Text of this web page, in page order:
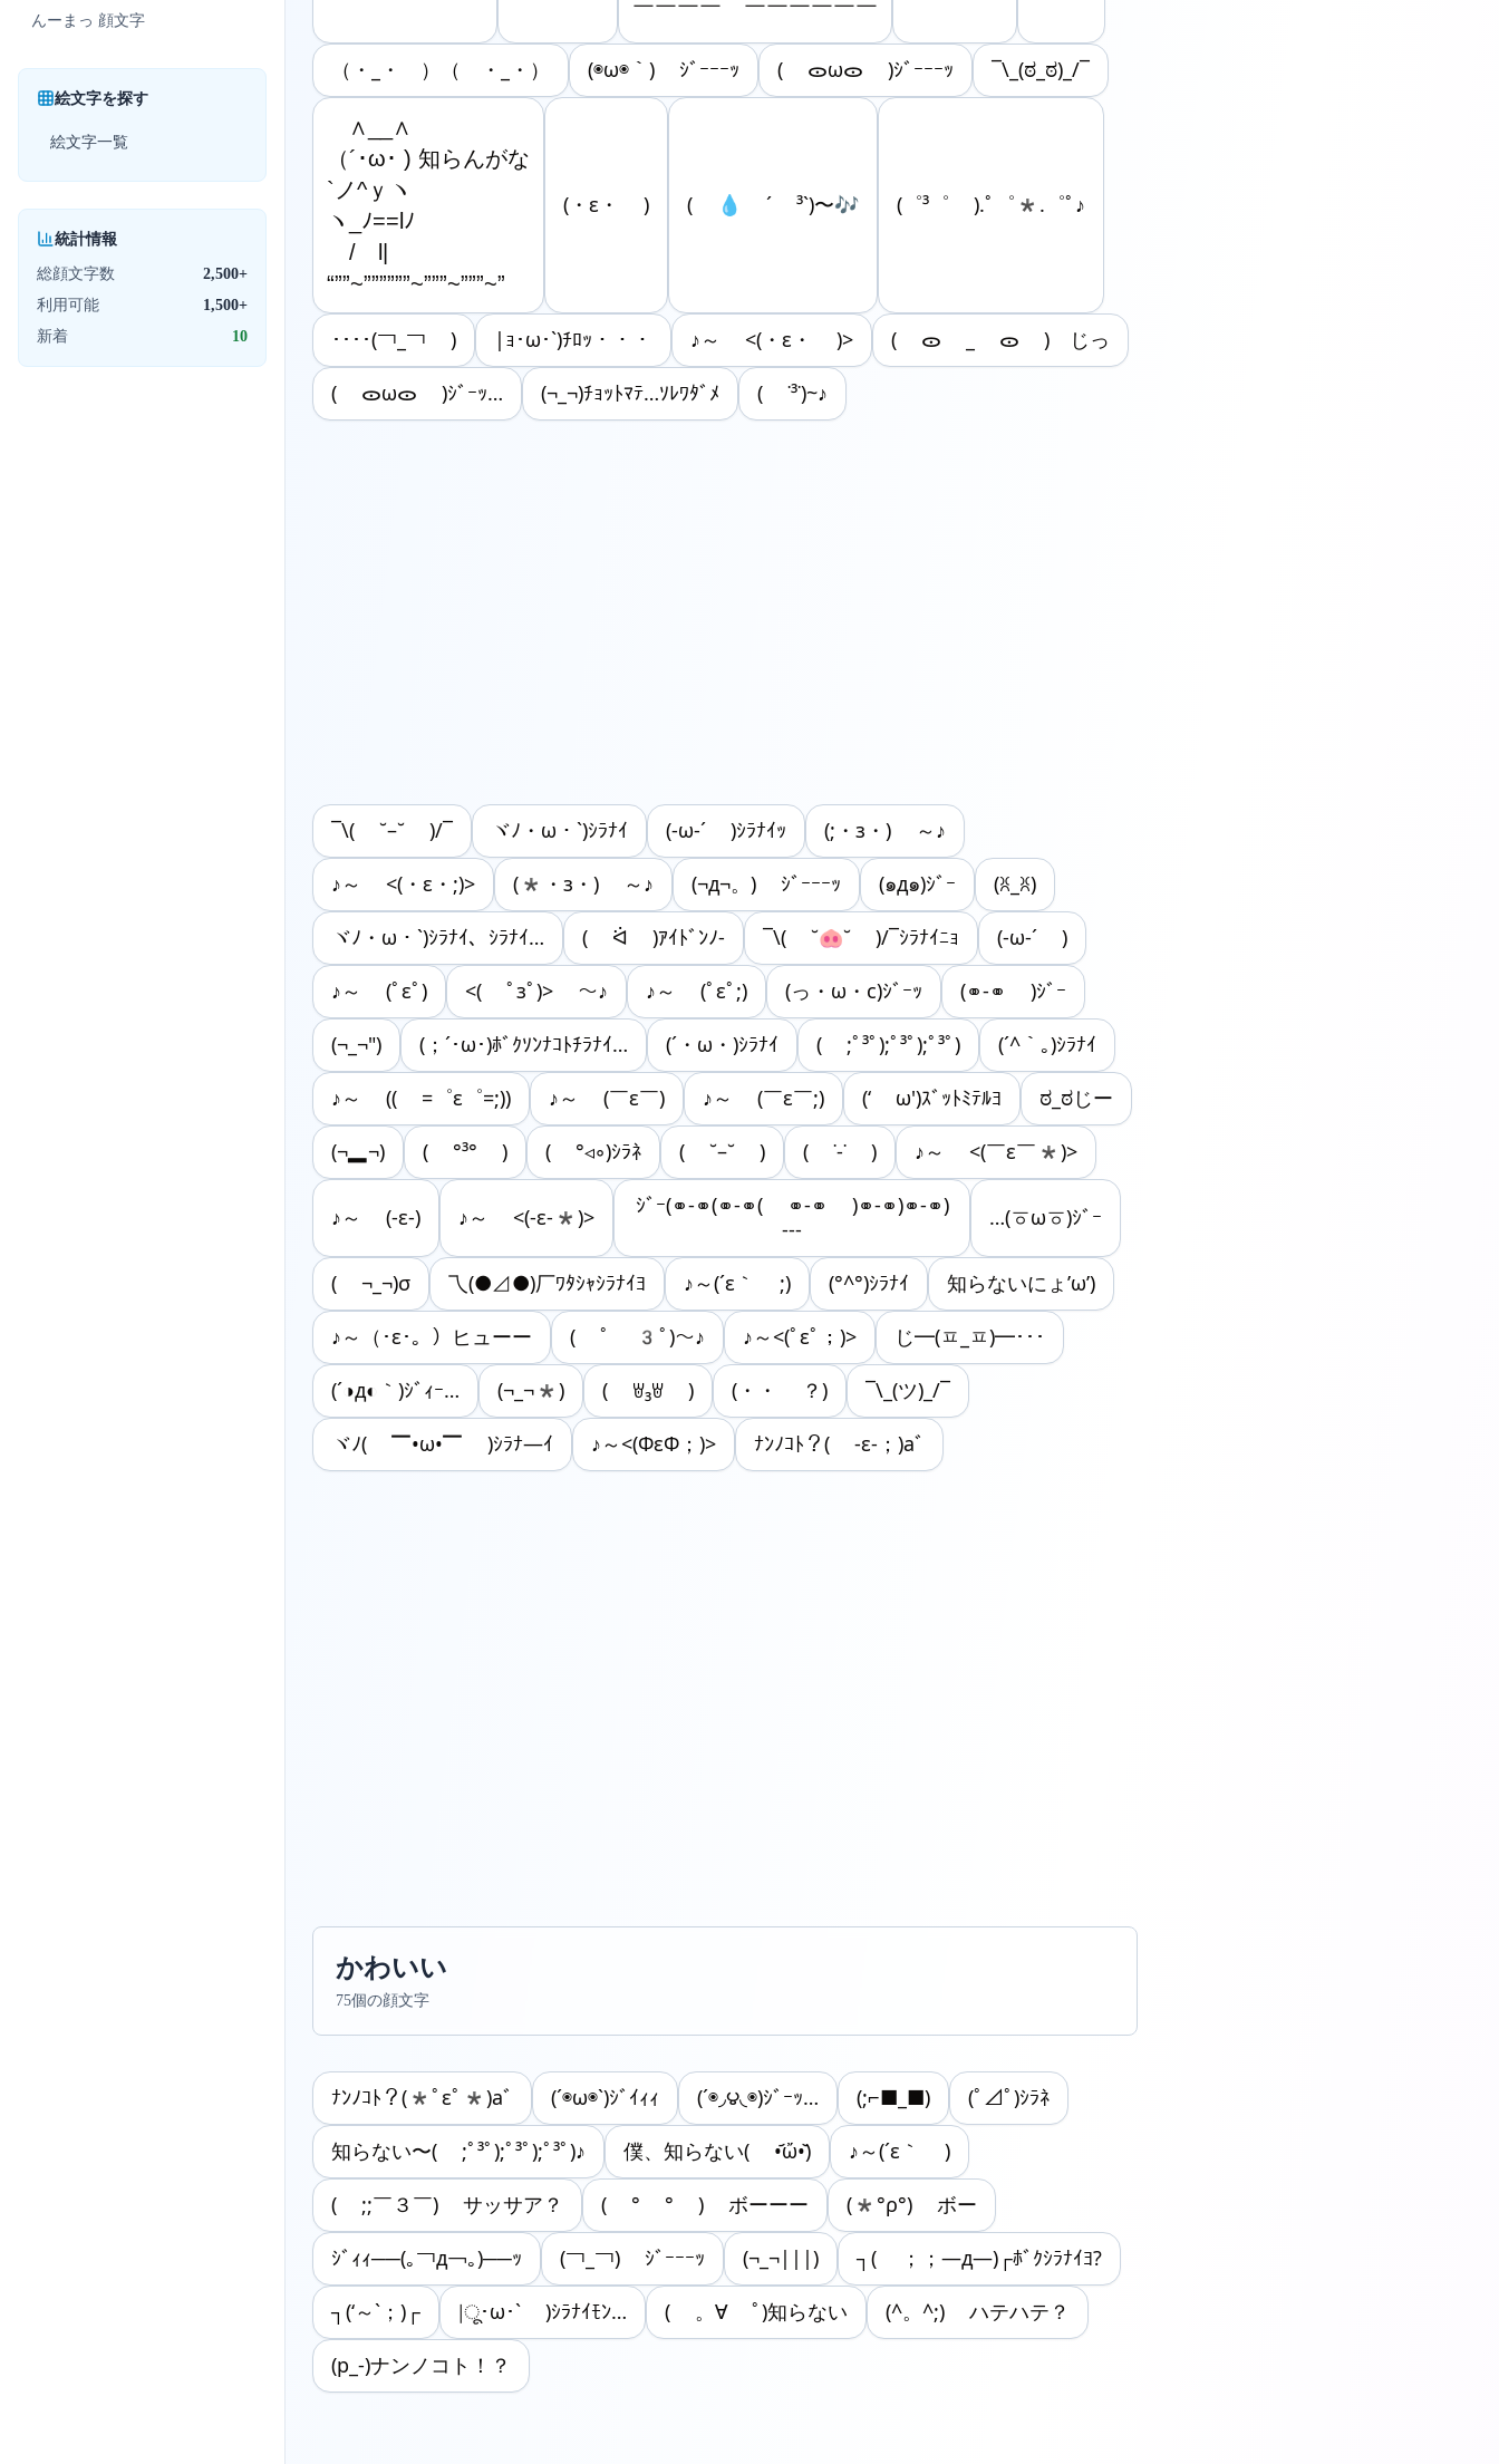
んーまっ 顔文字
絵文字を探す
絵文字一覧
統計情報
総顔文字数
2,500+
利用可能
1,500+
新着
10
￣￣￣￣　￣￣￣￣￣￣
（・_・ ）（ ・_・） (◉ω◉｀) ｼﾞｰｰｰｯ ( ᯣωᯣ )ｼﾞｰｰｰｯ ¯\_(ಠ_ಠ)_/¯
∧__∧
（´･ω･ ) 知らんがな
`ノ^ｙヽ
ヽ_ﾉ==lﾉ
/　l|
“””~””””””~”””~”””~”
(・ε・ ) ( 💧 ´ ³`)〜🎶 (゜³゜ ).ﾟ゜*.゜ﾟ♪
････(￢_￢ ) |ｮ･ω･`)ﾁﾛｯ・・・ ♪～ <(・ε・ )> ( ᯣ _ ᯣ ) じっ
( ᯣωᯣ )ｼﾞｰｯ… (⁠¬⁠_¬⁠)ﾁｮｯﾄﾏﾃ…ｿﾚﾜﾀﾞﾒ ( ˙³˙)~♪
¯\( ˘–˘ )/¯ ヾﾉ・ω・`)ｼﾗﾅｲ (-ω-´ )ｼﾗﾅｲｯ (;・з・) ～♪
♪～ <(・ε・;)> (*・з・) ～♪ (¬д¬。) ｼﾞｰｰｰｯ (๑д๑)ｼﾞｰ (ꐦ_ꐦ)
ヾﾉ・ω・`)ｼﾗﾅｲ、ｼﾗﾅｲ… ( ᐛ )ｱｲﾄﾞﾝﾉ- ¯\( ˘🐽˘ )/¯ｼﾗﾅｲﾆｮ (-ω-´ )
♪～ (ﾟεﾟ) <( ﾟзﾟ)> ～♪ ♪～ (ﾟεﾟ;) (っ・ω・c)ｼﾞｰｯ (⚭-⚭ )ｼﾞｰ
(¬_¬") (；´･ω･)ﾎﾞｸｿﾝﾅｺﾄﾁﾗﾅｲ… (´・ω・)ｼﾗﾅｲ ( ;ﾟ³ﾟ);ﾟ³ﾟ);ﾟ³ﾟ) (´^｀｡)ｼﾗﾅｲ
♪～ (( =゜ε゜=;)) ♪～ (￣ε￣) ♪～ (￣ε￣;) (‘ ω')ｽﾞｯﾄﾐﾃﾙﾖ ಠ_ಠじー
(¬▂¬) ( °³° ) ( °◃◦)ｼﾗﾈ ( ˘–˘ ) ( ˙-˙ ) ♪～ <(￣ε￣*)>
♪～ (-ε-) ♪～ <(-ε-*)>
ｼﾞｰ(⚭-⚭(⚭-⚭( ⚭-⚭ )⚭-⚭)⚭-⚭)
---
…(ㆆωㆆ)ｼﾞｰ
( ¬_¬)σ 乁(●⊿●)厂ﾜﾀｼｬｼﾗﾅｲﾖ ♪⁠～⁠(⁠´⁠ε⁠｀⁠ ⁠;) (°^°)ｼﾗﾅｲ 知らないにょ’ω’)
♪～（･ε･。）ヒューー ( ﾟ 3ﾟ)～♪ ♪～<(ﾟεﾟ；)> じ━(ㅍ_ㅍ)━･･･
(´◑д◐｀)ｼﾞｨｰ… (¬_¬*) ( ꇐ₃ꇐ ) (・・ ？) ¯\_(ツ)_/¯
ヾﾉ( ▔•ω•▔ )ｼﾗﾅ—ｲ ♪～<(ФεФ；)> ﾅﾝﾉｺﾄ？( -ε-；)aﾞ
かわいい
75個の顔文字
ﾅﾝﾉｺﾄ？(*ﾟεﾟ*)aﾞ (´◉ω◉`)ｼﾞｲｨｨ (´◉◞౪◟◉)ｼﾞｰｯ… (;⌐■_■) (ﾟ⊿ﾟ)ｼﾗﾈ
知らない〜( ;ﾟ³ﾟ);ﾟ³ﾟ);ﾟ³ﾟ)♪ 僕、知らない( •᷄ὤ•᷅) ♪⁠～⁠(⁠´⁠ε⁠｀⁠ ⁠)
( ;;￣３￣) サッサア？ ( ° ° ) ボーーー (*°ρ°) ボー
ｼﾞｨｨ──(｡￢д￢｡)──ｯ (￢_￢) ｼﾞｰｰｰｯ (¬_¬|||) ┐( ；；―д―)┌ﾎﾞｸｼﾗﾅｲﾖ?
┐(‘～`；)┌ |ू･ω･` )ｼﾗﾅｲﾓﾝ… ( 。∀ ﾟ)知らない (^。^;) ハテハテ？
(p_-)ナンノコト！？